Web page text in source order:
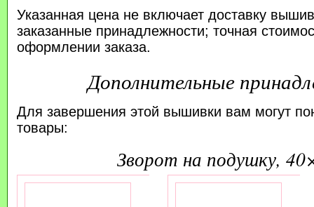
Указанная цена не включает доставку
заказанные принадлежности; точная
оформлении заказа.
Дополнительные
Для завершения этой вышивки вам могут
товары:
зворот на подушку,